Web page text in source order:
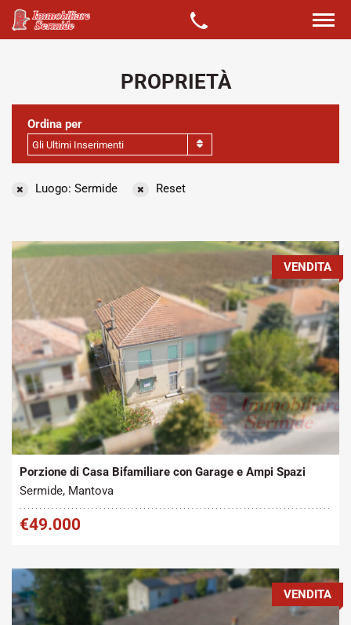
PROPRIETÀ
Ordina per
Gli Ultimi Inserimenti
Luogo: Sermide Reset
Tipo contratto:
Vendita
Metratura Commerciale:
200 m2
VENDITA
Porzione di Casa Bifamiliare con Garage e Ampi Spazi
Sermide, Mantova
€49.000
VENDITA